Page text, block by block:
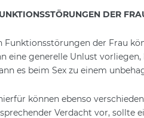
DER
Funktionsstörungen der Frau
eine generelle Unlust
es beim Sex zu einem
können ebenso
Verdacht vor, sollte